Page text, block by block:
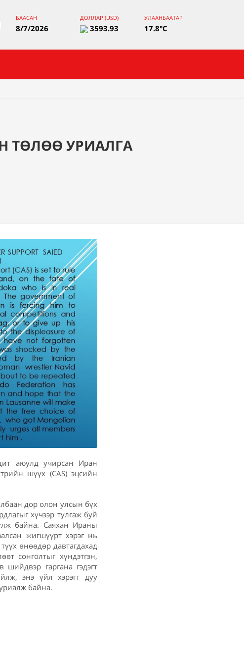
БААСАН
8/7/2026
ДОЛЛАР (USD)
3593.93
УЛААНБААТАР
17.8°C
УРИАЛГА
аюулд учирсан Иран
шүүх (CAS) эцсийн
дор олон улсын бүх
хүчээр тулгаж буй
байна. Саяхан Ираны
жигшүүрт хэрэг нь
өнөөдөр давтагдахад
сонголтыг хүндэтгэн,
гаргана гэдэгт
энэ үйл хэрэгт дуу
байна.